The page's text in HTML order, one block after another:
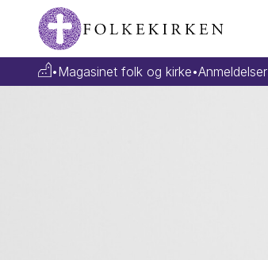
•Magasinet folk og kirke•Anmeldelser